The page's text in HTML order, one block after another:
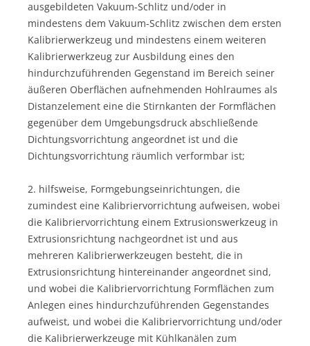
ausgebildeten Vakuum-Schlitz und/oder in
mindestens dem Vakuum-Schlitz zwischen dem ersten
Kalibrierwerkzeug und mindestens einem weiteren
Kalibrierwerkzeug zur Ausbildung eines den
hindurchzuführenden Gegenstand im Bereich seiner
äußeren Oberflächen aufnehmenden Hohlraumes als
Distanzelement eine die Stirnkanten der Formflächen
gegenüber dem Umgebungsdruck abschließende
Dichtungsvorrichtung angeordnet ist und die
Dichtungsvorrichtung räumlich verformbar ist;
2. hilfsweise, Formgebungseinrichtungen, die
zumindest eine Kalibriervorrichtung aufweisen, wobei
die Kalibriervorrichtung einem Extrusionswerkzeug in
Extrusionsrichtung nachgeordnet ist und aus
mehreren Kalibrierwerkzeugen besteht, die in
Extrusionsrichtung hintereinander angeordnet sind,
und wobei die Kalibriervorrichtung Formflächen zum
Anlegen eines hindurchzuführenden Gegenstandes
aufweist, und wobei die Kalibriervorrichtung und/oder
die Kalibrierwerkzeuge mit Kühlkanälen zum